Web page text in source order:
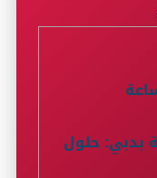
الروائح 24 ساعة
24 ساعة بدبي: حلول